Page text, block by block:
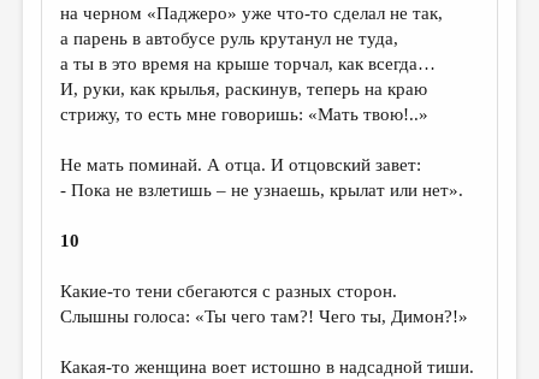
на черном «Паджеро» уже что-то сделал не так,
а парень в автобусе руль крутанул не туда,
а ты в это время на крыше торчал, как всегда…
И, руки, как крылья, раскинув, теперь на краю
стрижу, то есть мне говоришь: «Мать твою!..»
Не мать поминай. А отца. И отцовский завет:
- Пока не взлетишь – не узнаешь, крылат или нет».
10
Какие-то тени сбегаются с разных сторон.
Слышны голоса: «Ты чего там?! Чего ты, Димон?!»
Какая-то женщина воет истошно в надсадной тиши.